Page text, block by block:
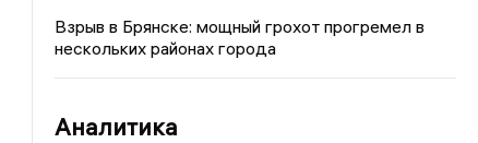
Взрыв в Брянске: мощный грохот прогремел в
нескольких районах города
Аналитика